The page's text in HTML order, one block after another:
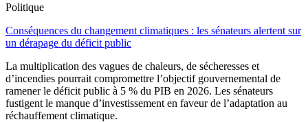
Politique
Conséquences du changement climatiques : les sénateurs alertent sur
un dérapage du déficit public
La multiplication des vagues de chaleurs, de sécheresses et
d’incendies pourrait compromettre l’objectif gouvernemental de
ramener le déficit public à 5 % du PIB en 2026. Les sénateurs
fustigent le manque d’investissement en faveur de l’adaptation au
réchauffement climatique.